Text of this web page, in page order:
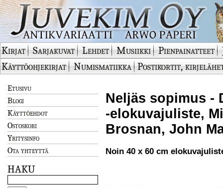
Kirjat Sarjakuvat Lehdet Musiikki Pienpainatteet
Käyttöohjekirjat
Numismatiikka Postikortit,
Etusivu
Blogi
Käyttöehdot
Ostoskori
Yritysinfo
Ota yhteyttä
HAKU
Neljäs sopimus -
-elokuvajuliste,
Brosnan, John
Noin 40 x 60 cm